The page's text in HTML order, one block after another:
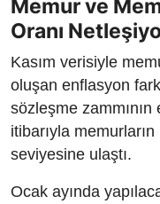
Memur ve
Oranı
Kasım verisiyle
oluşan enflasyon
sözleşme zammının
itibarıyla
seviyesine ulaştı.
Ocak ayında